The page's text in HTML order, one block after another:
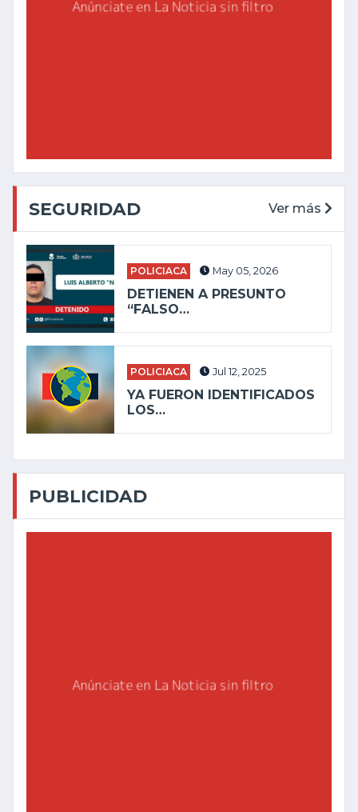
SEGURIDAD Ver más
POLICIACA May 05, 2026
DETIENEN A PRESUNTO
“FALSO…
POLICIACA Jul 12, 2025
YA FUERON IDENTIFICADOS
LOS…
PUBLICIDAD